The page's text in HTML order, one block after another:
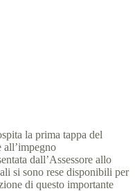
la prima tappa del
all’impegno
dall’Assessore allo
si sono rese disponibili per
di questo importante